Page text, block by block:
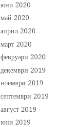
юни 2020
май 2020
април 2020
март 2020
февруари 2020
декември 2019
ноември 2019
септември 2019
август 2019
юни 2019